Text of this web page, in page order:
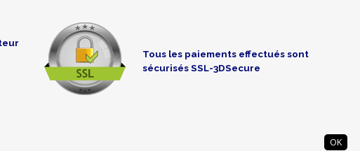
OK
Tous les paiements effectués sont
sécurisés SSL-3DSecure
n° 14007012